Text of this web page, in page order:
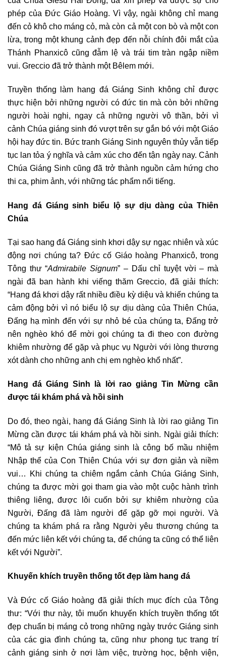
phép của Đức Giáo Hoàng. Vì vậy, ngài không chỉ mang
đến cỏ khô cho máng cỏ, mà còn cả một con bò và một con
lừa, trong một khung cảnh đẹp đến nỗi chính đôi mắt của
Thánh Phanxicô cũng đẫm lệ và trái tim tràn ngập niềm
vui. Greccio đã trở thành một Bêlem mới.
Truyền thống làm hang đá Giáng Sinh không chỉ được
thực hiện bởi những người có đức tin mà còn bởi những
người hoài nghi, ngay cả những người vô thần, bởi vì
cảnh Chúa giáng sinh đó vượt trên sự gắn bó với một Giáo
hội hay đức tin. Bức tranh Giáng Sinh nguyên thủy vẫn tiếp
tục lan tỏa ý nghĩa và cảm xúc cho đến tận ngày nay. Cảnh
Chúa Giáng Sinh cũng đã trở thành nguồn cảm hứng cho
thi ca, phim ảnh, với những tác phẩm nổi tiếng.
Hang đá Giáng sinh biểu lộ sự dịu dàng của Thiên
Chúa
Tại sao hang đá Giáng sinh khơi dậy sự ngạc nhiên và xúc
động nơi chúng ta? Đức cố Giáo hoàng Phanxicô, trong
Tông thư “Admirabile Signum” – Dấu chỉ tuyệt vời – mà
ngài đã ban hành khi viếng thăm Greccio, đã giải thích:
“Hang đá khơi dậy rất nhiều điều kỳ diệu và khiến chúng ta
cảm động bởi vì nó biểu lộ sự dịu dàng của Thiên Chúa,
Đấng hạ mình đến với sự nhỏ bé của chúng ta, Đấng trở
nên nghèo khó để mời gọi chúng ta đi theo con đường
khiêm nhường để gặp và phục vụ Người với lòng thương
xót dành cho những anh chị em nghèo khổ nhất”.
Hang đá Giáng Sinh là lời rao giảng Tin Mừng cần
được tái khám phá và hồi sinh
Do đó, theo ngài, hang đá Giáng Sinh là lời rao giảng Tin
Mừng cần được tái khám phá và hồi sinh. Ngài giải thích:
“Mô tả sự kiện Chúa giáng sinh là công bố mầu nhiệm
Nhập thể của Con Thiên Chúa với sự đơn giản và niềm
vui… Khi chúng ta chiêm ngắm cảnh Chúa Giáng Sinh,
chúng ta được mời gọi tham gia vào một cuộc hành trình
thiêng liêng, được lôi cuốn bởi sự khiêm nhường của
Người, Đấng đã làm người để gặp gỡ mọi người. Và
chúng ta khám phá ra rằng Người yêu thương chúng ta
đến mức liên kết với chúng ta, để chúng ta cũng có thể liên
kết với Người”.
Khuyến khích truyền thống tốt đẹp làm hang đá
Và Đức cố Giáo hoàng đã giải thích mục đích của Tông
thư: “Với thư này, tôi muốn khuyến khích truyền thống tốt
đẹp chuẩn bị máng cỏ trong những ngày trước Giáng sinh
của các gia đình chúng ta, cũng như phong tục trang trí
cảnh giáng sinh ở nơi làm việc, trường học, bệnh viện,